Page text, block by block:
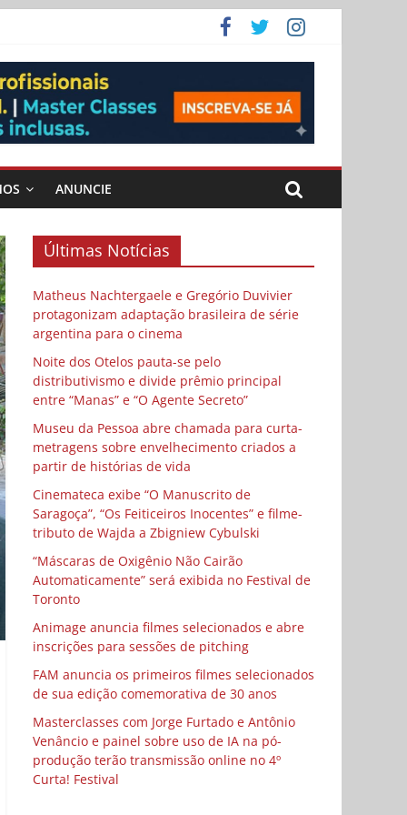
vida
ANUNCIE
Últimas Notícias
Matheus Nachtergaele e Gregório Duvivier
protagonizam adaptação brasileira de série
argentina para o cinema
Noite dos Otelos pauta-se pelo
distributivismo e divide prêmio principal
entre “Manas” e “O Agente Secreto”
Museu da Pessoa abre chamada para curta-
metragens sobre envelhecimento criados a
partir de histórias de vida
Cinemateca exibe “O Manuscrito de
Saragoça”, “Os Feiticeiros Inocentes” e filme-
tributo de Wajda a Zbigniew Cybulski
“Máscaras de Oxigênio Não Cairão
Automaticamente” será exibida no Festival de
Toronto
Animage anuncia filmes selecionados e abre
inscrições para sessões de pitching
FAM anuncia os primeiros filmes selecionados
de sua edição comemorativa de 30 anos
Masterclasses com Jorge Furtado e Antônio
Venâncio e painel sobre uso de IA na pó-
produção terão transmissão online no 4º
Curta! Festival